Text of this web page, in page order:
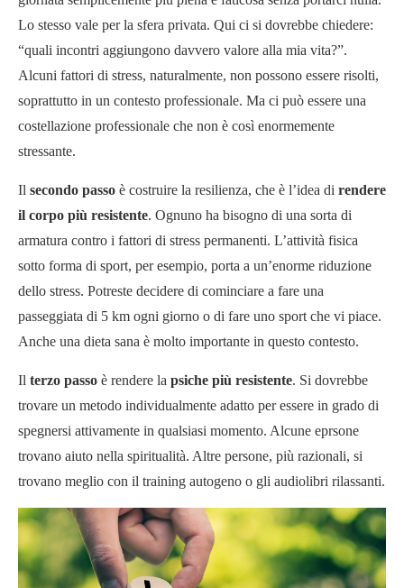
Lo stesso vale per la sfera privata. Qui ci si dovrebbe chiedere:
“quali incontri aggiungono davvero valore alla mia vita?”.
Alcuni fattori di stress, naturalmente, non possono essere risolti,
soprattutto in un contesto professionale. Ma ci può essere una
costellazione professionale che non è così enormemente
stressante.
Il secondo passo è costruire la resilienza, che è l’idea di rendere
il corpo più resistente. Ognuno ha bisogno di una sorta di
armatura contro i fattori di stress permanenti. L’attività fisica
sotto forma di sport, per esempio, porta a un’enorme riduzione
dello stress. Potreste decidere di cominciare a fare una
passeggiata di 5 km ogni giorno o di fare uno sport che vi piace.
Anche una dieta sana è molto importante in questo contesto.
Il terzo passo è rendere la psiche più resistente. Si dovrebbe
trovare un metodo individualmente adatto per essere in grado di
spegnersi attivamente in qualsiasi momento. Alcune eprsone
trovano aiuto nella spiritualità. Altre persone, più razionali, si
trovano meglio con il training autogeno o gli audiolibri rilassanti.